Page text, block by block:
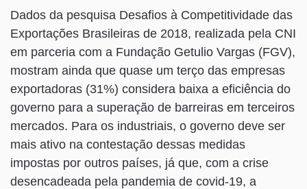
Dados da pesquisa Desafios à Competitividade das
Exportações Brasileiras de 2018, realizada pela CNI
em parceria com a Fundação Getulio Vargas (FGV),
mostram ainda que quase um terço das empresas
exportadoras (31%) considera baixa a eficiência do
governo para a superação de barreiras em terceiros
mercados. Para os industriais, o governo deve ser
mais ativo na contestação dessas medidas
impostas por outros países, já que, com a crise
desencadeada pela pandemia de covid-19, a